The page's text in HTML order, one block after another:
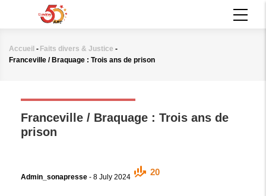
principal
Fil
Accueil - Faits divers & Justice -
Franceville / Braquage : Trois ans de prison
Franceville / Braquage : Trois ans de
prison
Admin_sonapresse - 8 July 2024
20